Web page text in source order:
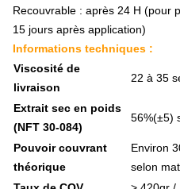
Peinture agricole
Peinture antirouille professionnelle
Peinture caoutchouc chloré
Accessoire remorque
Béquille hydraulique et manuelle
Oeil d'attelage
Freinage et ridelle
Signalétique pour remorque
Réparation et entretien
Recouvrable : après 24 H (pour
15 jours après application)
Informations techniques :
Viscosité de
livraison
22 à 35
Extrait sec en poids
(NFT 30-084)
56%(±5)
Pouvoir couvrant
théorique
Environ
selon